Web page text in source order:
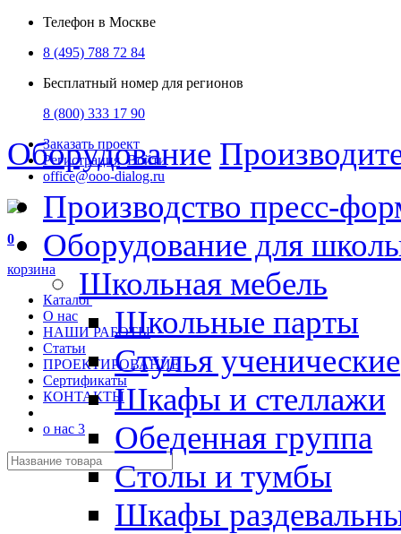
Телефон в Москве
8 (495) 788 72 84
Бесплатный номер для регионов
8 (800) 333 17 90
Заказать проект
Регистрация Войти
office@ooo-dialog.ru
0
корзина
Каталог
О нас
НАШИ РАБОТЫ
Статьи
ПРОЕКТИРОВАНИЕ
Сертификаты
КОНТАКТЫ
о нас 3
Оборудование
Производство пресс-
Оборудование для
Школьная мебель
Школьные парты
Стулья ученические
Шкафы и стеллажи
Обеденная группа
Столы и тумбы
Шкафы